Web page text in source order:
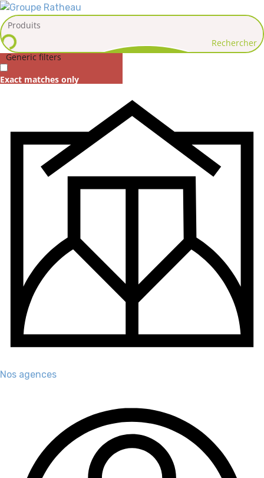
Rechercher
Generic filters
Exact matches only
Nos agences